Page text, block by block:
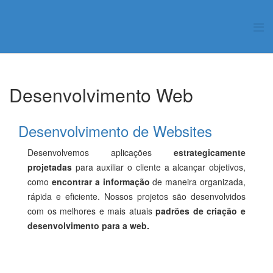
Desenvolvimento Web
Desenvolvimento de Websites
Desenvolvemos aplicações estrategicamente
projetadas para auxiliar o cliente a alcançar objetivos,
como encontrar a informação de maneira organizada,
rápida e eficiente. Nossos projetos são desenvolvidos
com os melhores e mais atuaispadrões de criação e
desenvolvimento para a web.